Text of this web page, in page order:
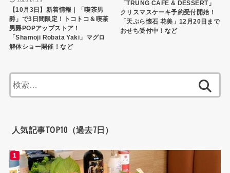
【10月3日】新着情報｜「喫茶男
爵」で3日間限定！トコトコ＆喫茶
男爵POPアップストア！
「Shamoji Robata Yaki」マグロ
解体ショー開催！など
「TRUNG CAFE & DESSERT」
クリスマスケーキ予約受付開始！
「天ぷら懐石 花美」12月20日まで
おせち受付中！など
索:
人気記事TOP10（過去7日）